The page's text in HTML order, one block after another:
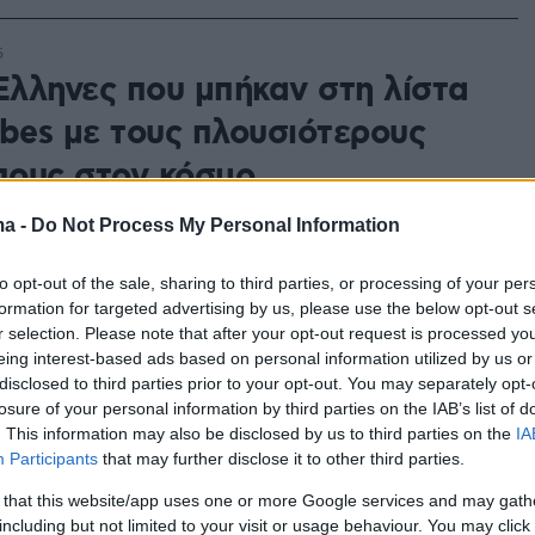
- Do Not Process My Personal Information
opt-out of the sale, sharing to third parties, or processing of your
for targeted advertising by us, please use the below opt-out
selection. Please note that after your opt-out request is processed
interest-based ads based on personal information utilized by us
to third parties prior to your opt-out. You may separately
of your personal information by third parties on the IAB’s list of
This information may also be disclosed by us to third parties on the
Participants that may further disclose it to other third parties.
that this website/app uses one or more Google services and may
but not limited to your visit or usage behaviour. You may
που μπήκαν στη λίστα
με τους πλουσιότερους
στον κόσμο
περιουσία αγγίζει τα 16,6 δισ. δολάρια –
Shipping Group
Τα μηνύματα του Σπύρου
εγκαίνια και η επόμενη
mega project
για την Οδύσσεια του Ελληνικού και την